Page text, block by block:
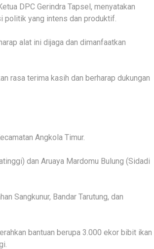
DPC Gerindra Tapsel, menyatakan
politik yang intens dan produktif.
alat ini dijaga dan dimanfaatkan
rasa terima kasih dan berharap dukungan
Angkola Timur.
dan Aruaya Mardomu Bulung (Sidadi
Sangkunur, Bandar Tarutung, dan
bantuan berupa 3.000 ekor bibit ikan